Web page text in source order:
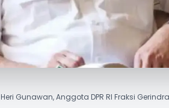
Heri Gunawan, Anggota DPR RI Fraksi